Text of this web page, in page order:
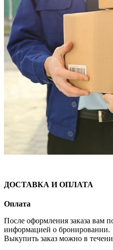
ДОСТАВКА И ОПЛАТА
Оплата
После оформления заказа вам
информацией о бронировании.
Выкупить заказ можно в